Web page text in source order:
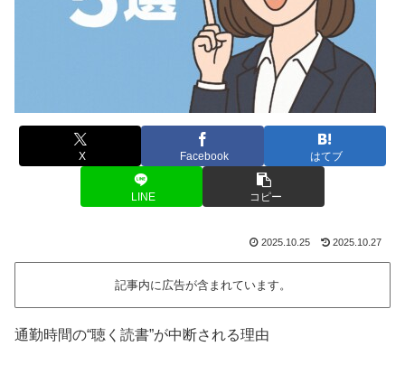
X Facebook はてブ
LINE コピー
2025.10.25 2025.10.27
記事内に広告が含まれています。
通勤時間の“聴く読書”が中断される理由